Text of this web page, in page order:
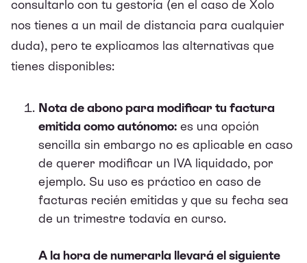
consultarlo con tu gestoría (en el caso de Xolo
nos tienes a un mail de distancia para cualquier
duda), pero te explicamos las alternativas que
tienes disponibles:
Nota de abono para modificar tu factura
emitida como autónomo: es una opción
sencilla sin embargo no es aplicable en caso
de querer modificar un IVA liquidado, por
ejemplo. Su uso es práctico en caso de
facturas recién emitidas y que su fecha sea
de un trimestre todavía en curso.
A la hora de numerarla llevará el siguiente